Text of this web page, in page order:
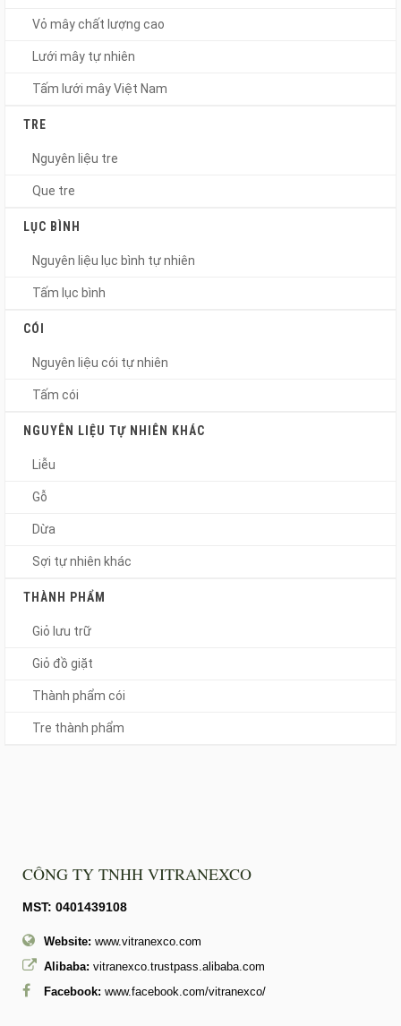
Vỏ mây chất lượng cao
Lưới mây tự nhiên
Tấm lưới mây Việt Nam
TRE
Nguyên liệu tre
Que tre
LỤC BÌNH
Nguyên liệu lục bình tự nhiên
Tấm lục bình
CÓI
Nguyên liệu cói tự nhiên
Tấm cói
NGUYÊN LIỆU TỰ NHIÊN KHÁC
Liễu
Gỗ
Dừa
Sợi tự nhiên khác
THÀNH PHẨM
Giỏ lưu trữ
Giỏ đồ giặt
Thành phẩm cói
Tre thành phẩm
CÔNG TY TNHH VITRANEXCO
MST: 0401439108
Website: www.vitranexco.com
Alibaba: vitranexco.trustpass.alibaba.com
Facebook: www.facebook.com/vitranexco/